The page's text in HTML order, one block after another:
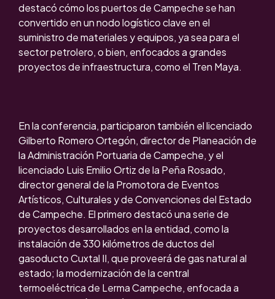
destacó cómo los puertos de Campeche se han
convertido en un nodo logístico clave en el
suministro de materiales y equipos, ya sea para el
sector petrolero, o bien, enfocados a grandes
proyectos de infraestructura, como el Tren Maya.
En la conferencia, participaron también el licenciado
Gilberto Romero Ortegón, director de Planeación de
la Administración Portuaria de Campeche, y el
licenciado Luis Emilio Ortiz de la Peña Rosado,
director general de la Promotora de Eventos
Artísticos, Culturales y de Convenciones del Estado
de Campeche. El primero destacó una serie de
proyectos desarrollados en la entidad, como la
instalación de 330 kilómetros de ductos del
gasoducto Cuxtal II, que proveerá de gas natural al
estado; la modernización de la central
termoeléctrica de Lerma Campeche, enfocada a